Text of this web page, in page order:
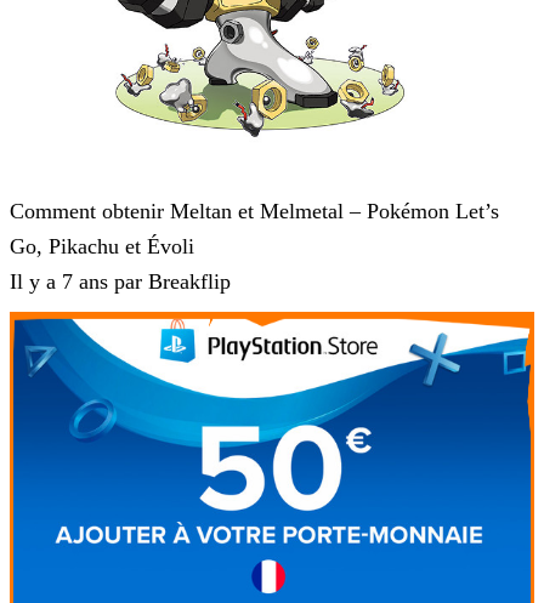
Comment obtenir Meltan et Melmetal – Pokémon Let’s
Go, Pikachu et Évoli
Il y a 7 ans par Breakflip